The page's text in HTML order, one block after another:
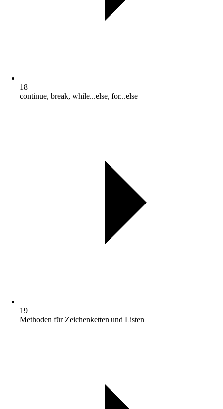
18
continue, break, while...else, for...else
19
Methoden für Zeichenketten und Listen